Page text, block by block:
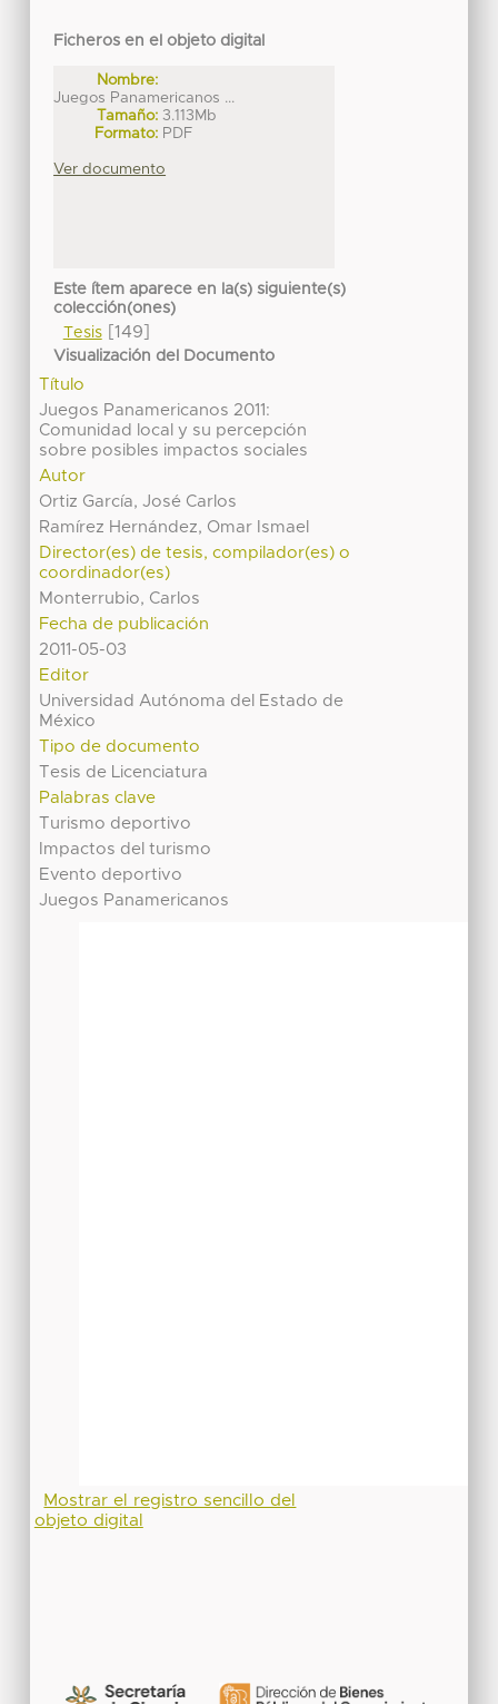
Ficheros en el objeto digital
Nombre:
Juegos Panamericanos ...
Tamaño: 3.113Mb
Formato: PDF
Ver documento
Este ítem aparece en la(s) siguiente(s)
colección(ones)
Tesis[149]
Visualización del Documento
Título
Juegos Panamericanos 2011:
Comunidad local y su percepción
sobre posibles impactos sociales
Autor
Ortiz García, José Carlos
Ramírez Hernández, Omar Ismael
Director(es) de tesis, compilador(es) o
coordinador(es)
Monterrubio, Carlos
Fecha de publicación
2011-05-03
Editor
Universidad Autónoma del Estado de
México
Tipo de documento
Tesis de Licenciatura
Palabras clave
Turismo deportivo
Impactos del turismo
Evento deportivo
Juegos Panamericanos
Mostrar el registro sencillo del
objeto digital